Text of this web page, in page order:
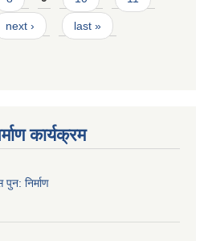
next › last »
कार्यक्रम
निर्माण